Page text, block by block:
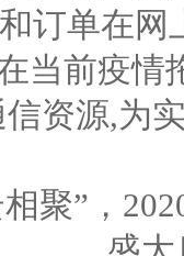
订单在
当前疫
资源,为